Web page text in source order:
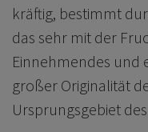
kräftig, bestimmt
das sehr mit der
Einnehmendes und
großer Originalität
Ursprungsgebiet